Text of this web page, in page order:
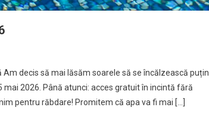
decis să mai lăsăm soarele să se încălzească puțin
2026. Până atunci: acces gratuit în incintă fără
pentru răbdare! Promitem că apa va fi mai […]